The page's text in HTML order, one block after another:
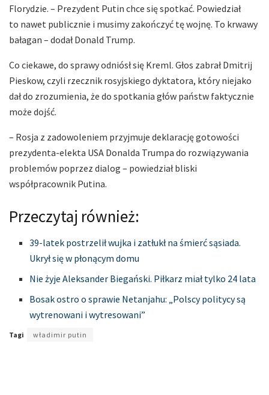
Florydzie. – Prezydent Putin chce się spotkać. Powiedział
to nawet publicznie i musimy zakończyć tę wojnę. To krwawy
bałagan – dodał Donald Trump.
Co ciekawe, do sprawy odniósł się Kreml. Głos zabrał Dmitrij
Pieskow, czyli rzecznik rosyjskiego dyktatora, który niejako
dał do zrozumienia, że do spotkania głów państw faktycznie
może dojść.
– Rosja z zadowoleniem przyjmuje deklarację gotowości
prezydenta-elekta USA Donalda Trumpa do rozwiązywania
problemów poprzez dialog – powiedział bliski
współpracownik Putina.
Przeczytaj również:
39-latek postrzelił wujka i zatłukł na śmierć sąsiada.
Ukrył się w płonącym domu
Nie żyje Aleksander Biegański. Piłkarz miał tylko 24 lata
Bosak ostro o sprawie Netanjahu: „Polscy politycy są
wytrenowani i wytresowani”
Tagi władimir putin